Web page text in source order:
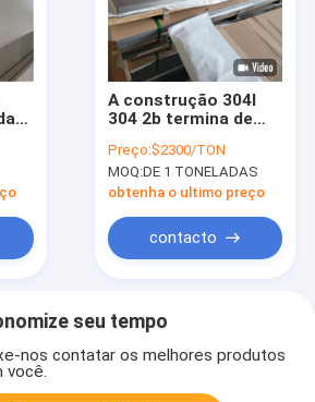
A construção 304l
304 2b termina de
laminado
Preço:$2300/TON
MOQ:DE 1 TONELADAS
obtenha o ultimo preço
contacto
seu tempo
nos contatar os melhores produtos
você.